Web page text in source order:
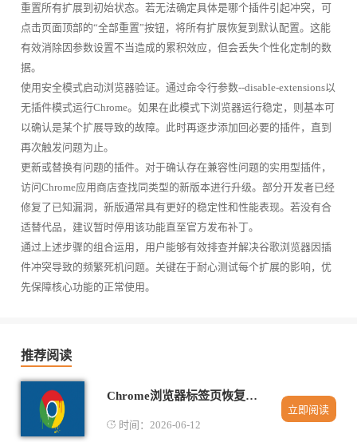
重置所有扩展到初始状态。若无法确定具体是哪个插件引起冲突，可
点击页面顶部的“全部重置”按钮，将所有扩展恢复到默认配置。这能
有效消除因参数设置不当造成的累积效应，但会丢失个性化定制的数
据。
使用安全模式启动浏览器验证。通过命令行参数--disable-extensions以
无插件模式运行Chrome。如果在此模式下浏览器运行稳定，则基本可
以确认是某个扩展导致的故障。此时再逐步添加回必要的插件，直到
再次触发问题为止。
更新或替换有问题的插件。对于确认存在兼容性问题的实用型插件，
访问Chrome应用商店查找同类型的新版本进行升级。部分开发者已经
修复了已知漏洞，新版通常具有更好的稳定性和性能表现。若没有合
适替代品，建议暂时停用该功能直至官方发布补丁。
通过上述步骤的组合运用，用户能够有效排查并解决谷歌浏览器因插
件冲突导致的频繁死机问题。关键在于耐心测试每个扩展的影响，优
先保障核心功能的正常使用。
推荐阅读
Chrome浏览器标签页恢复插件组合效率提升方案
时间：2026-06-12
立即阅读